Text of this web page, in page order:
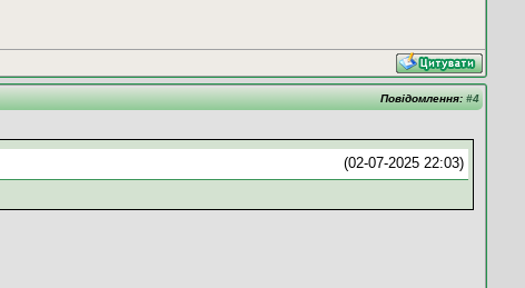
Повідомлення: #4
(02-07-2025 22:03)